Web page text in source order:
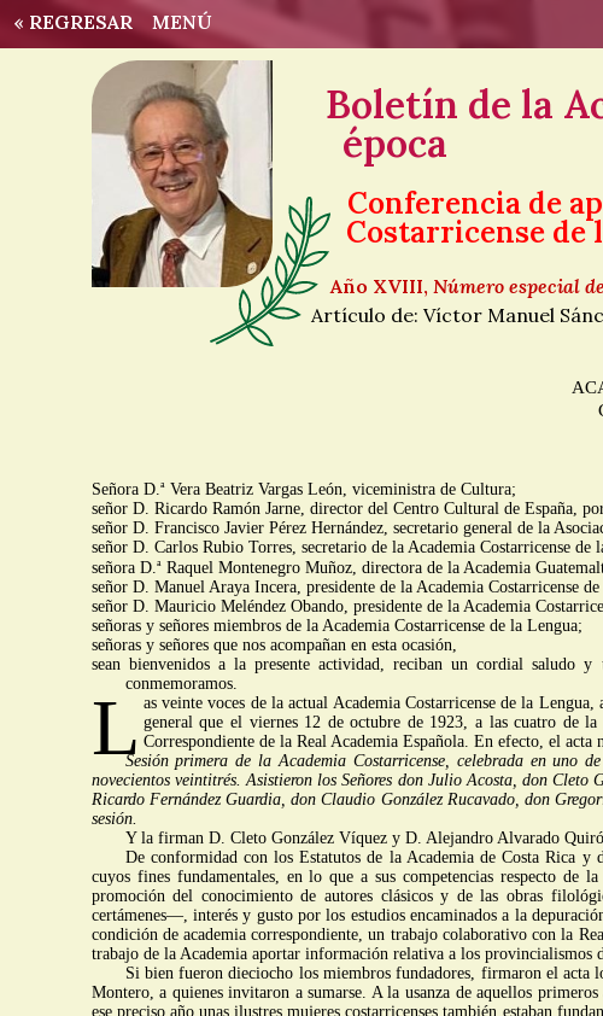
« REGRESAR MENÚ
Boletín de la
época
Conferencia de
Costarricense de
Año XVIII, Número especial
Artículo de: Víctor Manuel
Señora D. aVera Beatriz Vargas León, viceministra de Cultura;
señor D. Ricardo Ramón Jarne, director del Centro Cultural de España,
señor D. Francisco Javier Pérez Hernández, secretario general de la
señor D. Carlos Rubio Torres, secretario de la Academia Costarricense de
señora D. aRaquel Montenegro Muñoz, directora de la Academia
señor D. Manuel Araya Incera, presidente de la Academia Costarricense
señor D. Mauricio Meléndez Obando, presidente de la Academia
señoras y señores miembros de la Academia Costarricense de la Lengua;
señoras y señores que nos acompañan en esta ocasión,
sean bienvenidos a la presente actividad, reciban un cordial saludo
conmemoramos.
L as veinte voces de la actual Academia Costarricense de la
general que el viernes 12 de octubre de 1923, a las cuatro de
Correspondiente de la Real Academia Española. En efecto, el acta
Sesión primera de la Academia Costarricense, celebrada en uno
novecientos veintitrés. Asistieron los Señores don Julio Acosta, don
Ricardo Fernández Guardia, don Claudio González Rucavado, don
sesión.
Y la firman D. Cleto González Víquez y D. Alejandro Alvarado
De conformidad con los Estatutos de la Academia de Costa Rica y
cuyos fines fundamentales, en lo que a sus competencias respecto
promoción del conocimiento de autores clásicos y de las obras
certámenes—, interés y gusto por los estudios encaminados a la
condición de academia correspondiente, un trabajo colaborativo con la
trabajo de la Academia aportar información relativa a los provincialismos
Si bien fueron dieciocho los miembros fundadores, firmaron el acta
Montero, a quienes invitaron a sumarse. A la usanza de aquellos
ese preciso año unas ilustres mujeres costarricenses también estaban